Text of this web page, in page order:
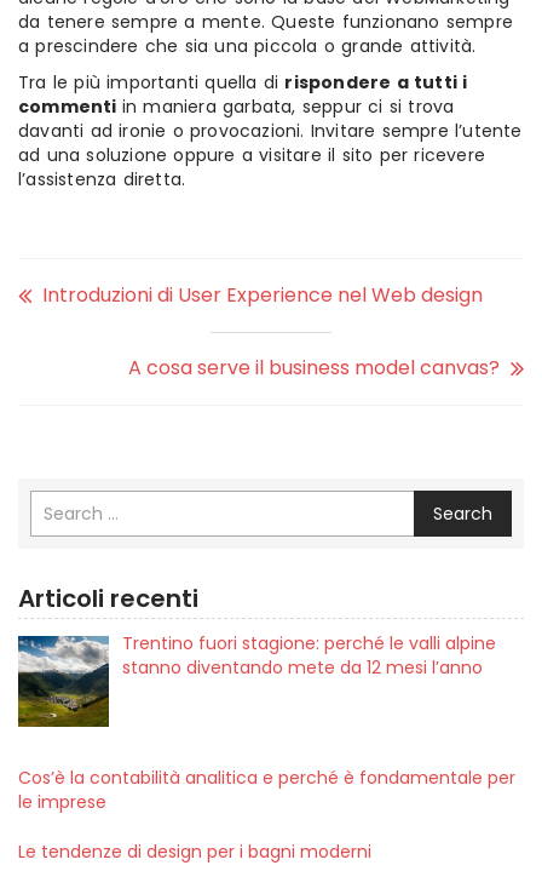
da tenere sempre a mente. Queste funzionano sempre
a prescindere che sia una piccola o grande attività.
Tra le più importanti quella di rispondere a tutti i
commenti in maniera garbata, seppur ci si trova
davanti ad ironie o provocazioni. Invitare sempre l’utente
ad una soluzione oppure a visitare il sito per ricevere
l’assistenza diretta.
Introduzioni di User Experience nel Web design
A cosa serve il business model canvas?
Search
Articoli recenti
Trentino fuori stagione: perché le valli alpine
stanno diventando mete da 12 mesi l’anno
Cos’è la contabilità analitica e perché è fondamentale per
le imprese
Le tendenze di design per i bagni moderni